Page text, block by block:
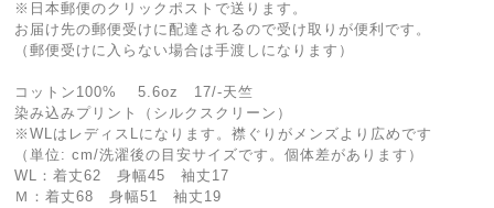
※日本郵便のクリックポストで送ります。
お届け先の郵便受けに配達されるので受け取りが便利です。
（郵便受けに入らない場合は手渡しになります）
コットン100% 5.6oz 17/-天竺
染み込みプリント（シルクスクリーン）
※WLはレディスLになります。襟ぐりがメンズより広めです
（単位: cm/洗濯後の目安サイズです。個体差があります）
WL：着丈62 身幅45 袖丈17
Ｍ：着丈68 身幅51 袖丈19